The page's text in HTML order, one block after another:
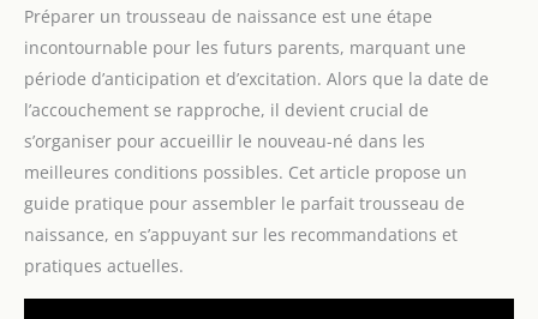
Préparer un trousseau de naissance est une étape
incontournable pour les futurs parents, marquant une
période d’anticipation et d’excitation. Alors que la date de
l’accouchement se rapproche, il devient crucial de
s’organiser pour accueillir le nouveau-né dans les
meilleures conditions possibles. Cet article propose un
guide pratique pour assembler le parfait trousseau de
naissance, en s’appuyant sur les recommandations et
pratiques actuelles.